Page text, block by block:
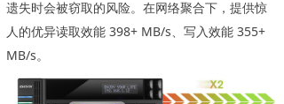
遗失时会被窃取的风险。在网​络​聚合下，提供惊
人的优异读取效能 398+ MB/s、写入效能 355+
MB/s。